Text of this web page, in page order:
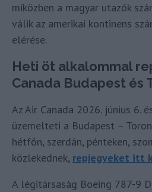
miközben a magyar utazók
válik az amerikai kontinens
elérése.
Heti öt alkalommal
Canada Budapest és
Az Air Canada 2026. június 6.
üzemelteti a Budapest –
hétfőn, szerdán, pénteken,
közlekednek, repjegyeket itt
A légitársaság Boeing 787-9